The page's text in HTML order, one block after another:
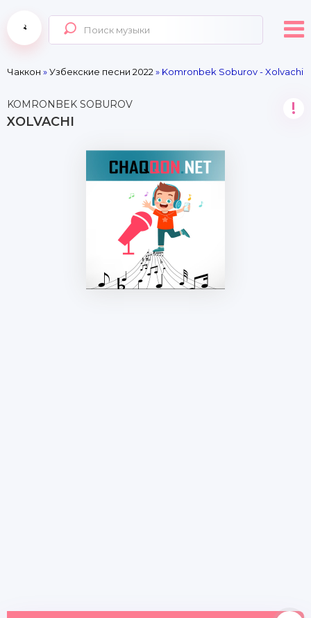
Чаккон »Узбекские песни 2022 » Komronbek Soburov - Xolvachi
KOMRONBEK SOBUROV
XOLVACHI
!